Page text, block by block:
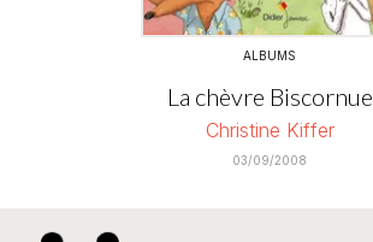
ALBUMS
La chèvre Biscornue
Christine Kiffer
03/09/2008